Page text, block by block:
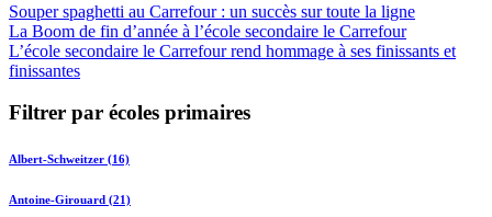
Souper spaghetti au Carrefour : un succès sur toute la ligne
La Boom de fin d’année à l’école secondaire le Carrefour
L’école secondaire le Carrefour rend hommage à ses finissants et
finissantes
Filtrer par écoles primaires
Albert-Schweitzer (16)
Antoine-Girouard (21)